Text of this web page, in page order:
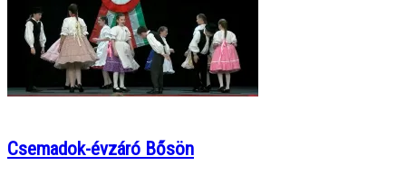
Csemadok-évzáró Bősön